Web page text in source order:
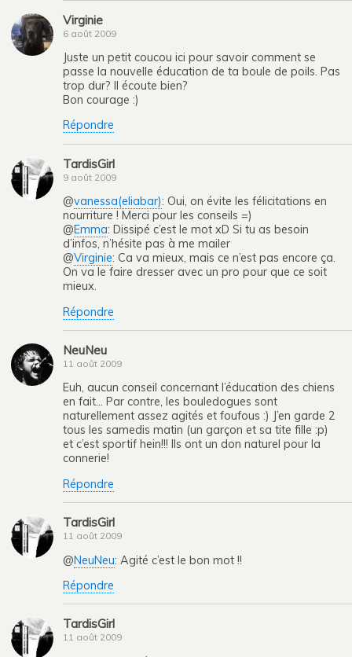
Virginie
6 août 2009
Juste un petit coucou ici pour savoir comment se
passe la nouvelle éducation de ta boule de poils. Pas
trop dur? Il écoute bien?
Bon courage :)
Répondre
TardisGirl
9 août 2009
@vanessa(eliabar): Oui, on évite les félicitations en
nourriture ! Merci pour les conseils =)
@Emma: Dissipé c’est le mot xD Si tu as besoin
d’infos, n’hésite pas à me mailer
@Virginie: Ca va mieux, mais ce n’est pas encore ça.
On va le faire dresser avec un pro pour que ce soit
mieux.
Répondre
NeuNeu
11 août 2009
Euh, aucun conseil concernant l’éducation des chiens
en fait… Par contre, les bouledogues sont
naturellement assez agités et foufous :) J’en garde 2
tous les samedis matin (un garçon et sa tite fille :p)
et c’est sportif hein!!! Ils ont un don naturel pour la
connerie!
Répondre
TardisGirl
11 août 2009
@NeuNeu: Agité c’est le bon mot !!
Répondre
TardisGirl
11 août 2009